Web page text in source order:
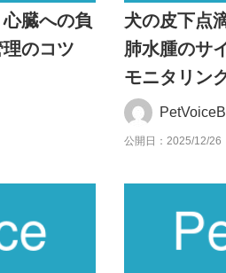
臓への負
のコツ
犬の皮下点
肺水腫のサ
モニタリン
公開日：2025/12/26